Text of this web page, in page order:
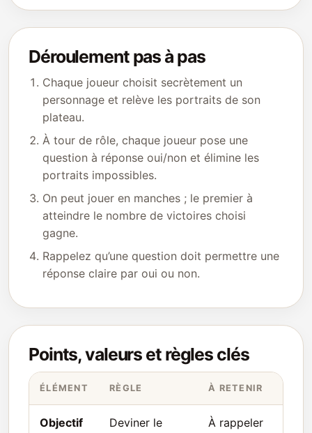
Déroulement pas à pas
Chaque joueur choisit secrètement un
personnage et relève les portraits de son
plateau.
À tour de rôle, chaque joueur pose une
question à réponse oui/non et élimine les
portraits impossibles.
On peut jouer en manches ; le premier à
atteindre le nombre de victoires choisi
gagne.
Rappelez qu’une question doit permettre une
réponse claire par oui ou non.
Points, valeurs et règles clés
ÉLÉMENT RÈGLE À RETENIR
Objectif Deviner le À rappeler